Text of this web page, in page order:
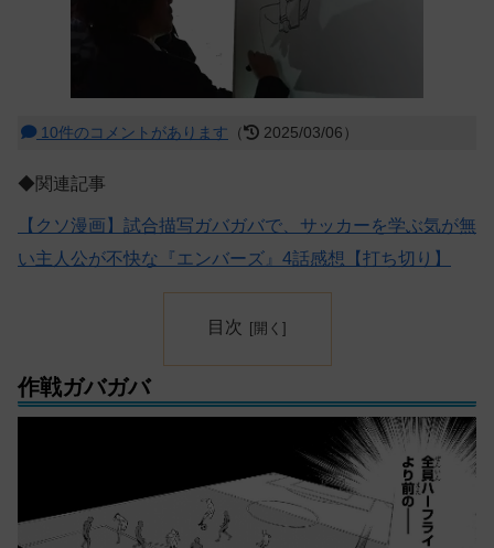
10件のコメントがあります （ 2025/03/06）
◆関連記事
【クソ漫画】試合描写ガバガバで、サッカーを学ぶ気が無
い主人公が不快な『エンバーズ』4話感想【打ち切り】
目次
作戦ガバガバ